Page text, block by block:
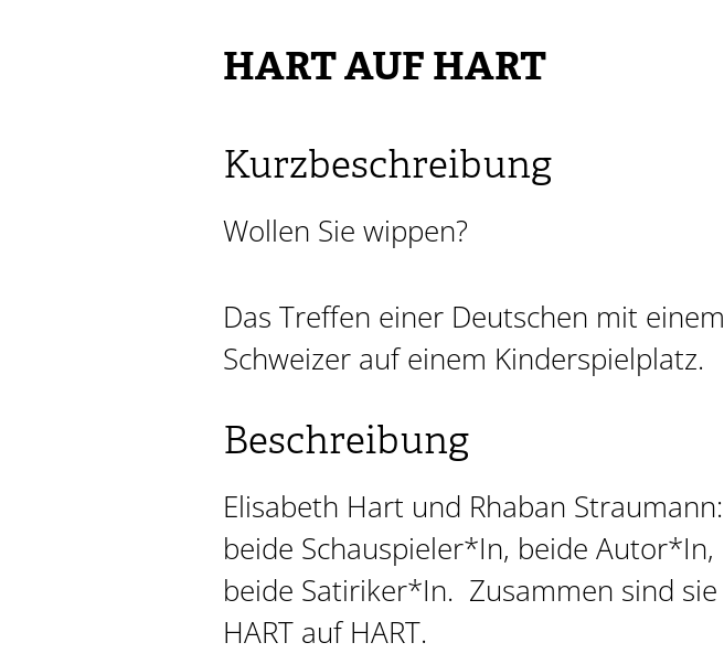
HART AUF HART
Kurzbeschreibung
Wollen Sie wippen?
Das Treffen einer Deutschen mit einem
Schweizer auf einem Kinderspielplatz.
Beschreibung
Elisabeth Hart und Rhaban Straumann:
beide Schauspieler*In, beide Autor*In,
beide Satiriker*In. Zusammen sind sie
HART auf HART.